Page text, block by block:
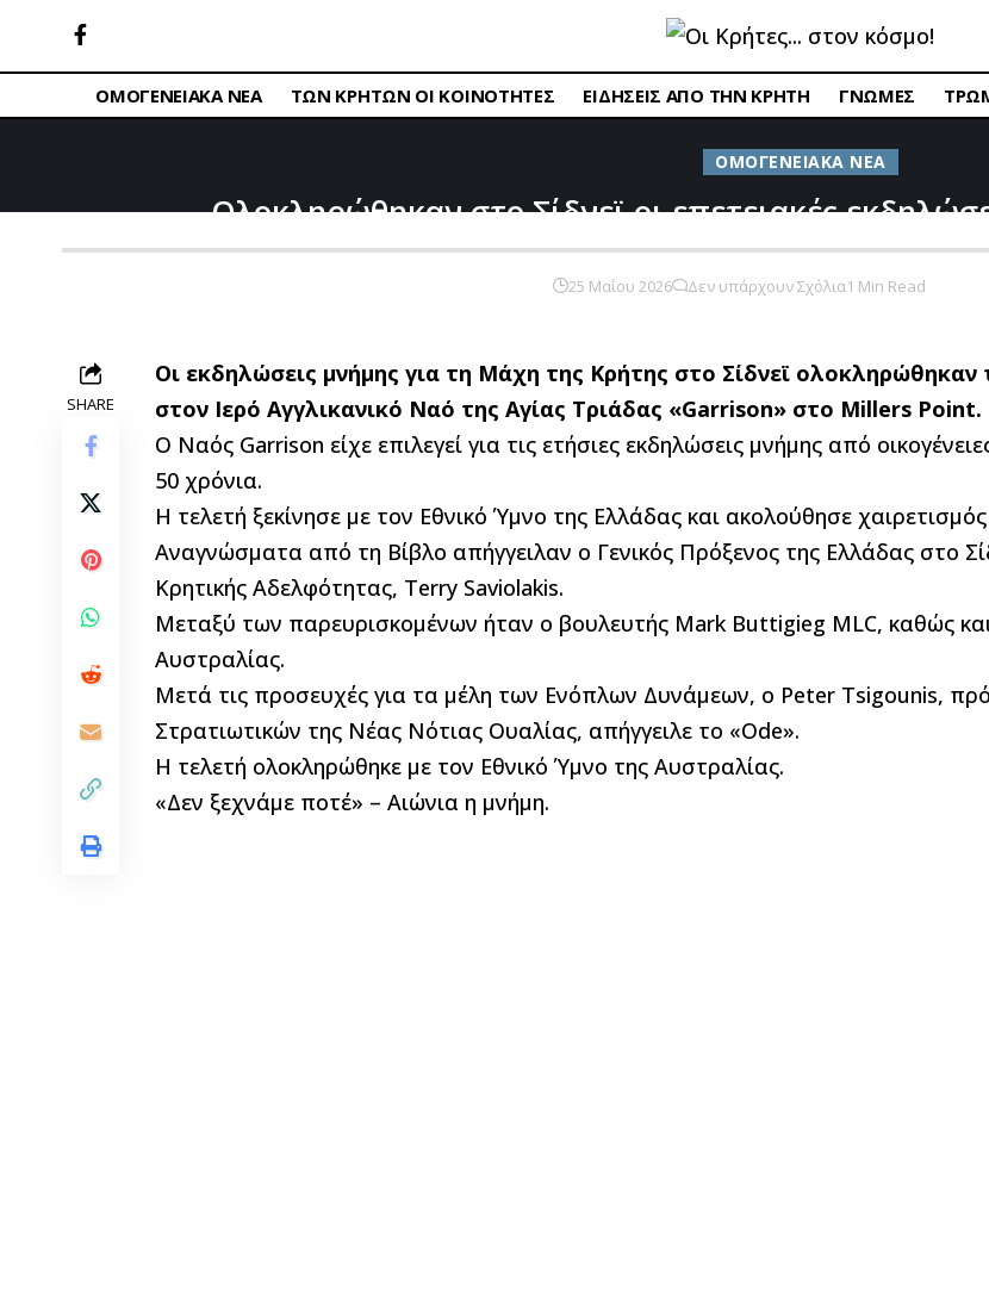
ΟΜΟΓΕΝΕΙΑΚΑ ΝΕΑ ΤΩΝ ΚΡΗΤΩΝ ΟΙ ΚΟΙΝΟΤΗΤΕΣ ΕΙΔΗΣΕΙΣ ΑΠΟ ΤΗΝ ΚΡΗΤΗ ΓΝΩΜΕΣ
ΟΜΟΓΕΝΕΙΑΚΑ ΝΕΑ
Ολοκληρώθηκαν στο Σίδνεϊ οι επετειακές
25 Μαΐου 2026 Δεν υπάρχουν Σχόλια1 Min Read
SHARE
Οι εκδηλώσεις μνήμης για τη Μάχη της Κρήτης στο Σίδνεϊ
στον Ιερό Αγγλικανικό Ναό της Αγίας Τριάδας «Garrison» στο Millers Point.
Ο Ναός Garrison είχε επιλεγεί για τις ετήσιες εκδηλώσεις μνήμης από
50 χρόνια.
Η τελετή ξεκίνησε με τον Εθνικό Ύμνο της Ελλάδας και ακολούθησε
Αναγνώσματα από τη Βίβλο απήγγειλαν ο Γενικός Πρόξενος της Ελλάδας στο
Κρητικής Αδελφότητας, Terry Saviolakis.
Μεταξύ των παρευρισκομένων ήταν ο βουλευτής Mark Buttigieg MLC, καθώς
Αυστραλίας.
Μετά τις προσευχές για τα μέλη των Ενόπλων Δυνάμεων, ο Peter Tsigounis,
Στρατιωτικών της Νέας Νότιας Ουαλίας, απήγγειλε το «Ode».
Η τελετή ολοκληρώθηκε με τον Εθνικό Ύμνο της Αυστραλίας.
«Δεν ξεχνάμε ποτέ» – Αιώνια η μνήμη.